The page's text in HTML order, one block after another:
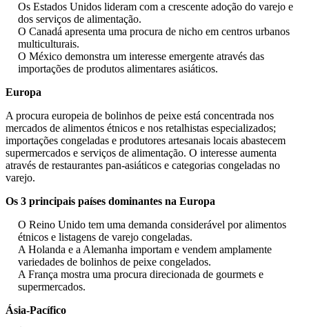
Os Estados Unidos lideram com a crescente adoção do varejo e
dos serviços de alimentação.
O Canadá apresenta uma procura de nicho em centros urbanos
multiculturais.
O México demonstra um interesse emergente através das
importações de produtos alimentares asiáticos.
Europa
A procura europeia de bolinhos de peixe está concentrada nos
mercados de alimentos étnicos e nos retalhistas especializados;
importações congeladas e produtores artesanais locais abastecem
supermercados e serviços de alimentação. O interesse aumenta
através de restaurantes pan-asiáticos e categorias congeladas no
varejo.
Os 3 principais países dominantes na Europa
O Reino Unido tem uma demanda considerável por alimentos
étnicos e listagens de varejo congeladas.
A Holanda e a Alemanha importam e vendem amplamente
variedades de bolinhos de peixe congelados.
A França mostra uma procura direcionada de gourmets e
supermercados.
Ásia-Pacífico